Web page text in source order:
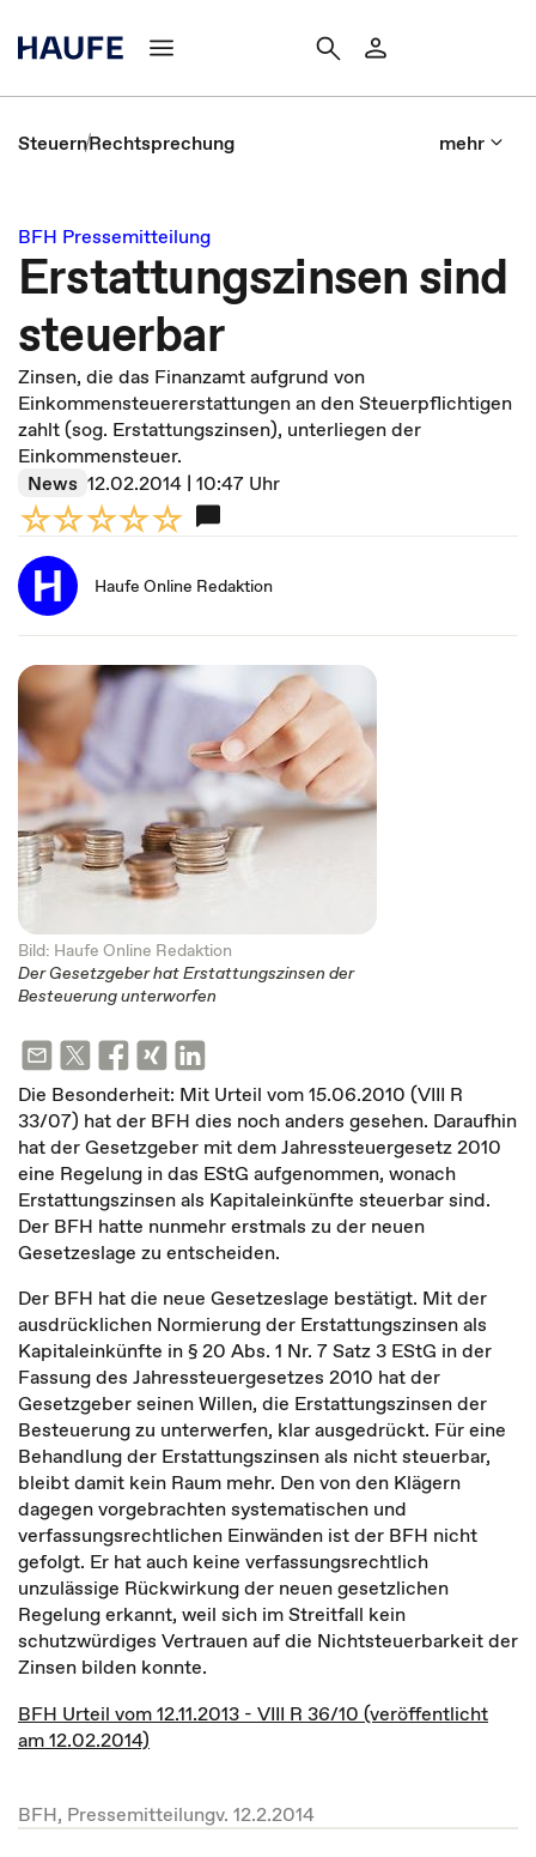
SteuernRechtsprechung mehr
BFH Pressemitteilung
Erstattungszinsen sind
steuerbar
Zinsen, die das Finanzamt aufgrund von
Einkommensteuererstattungen an den Steuerpflichtigen
zahlt (sog. Erstattungszinsen), unterliegen der
Einkommensteuer.
News 12.02.2014 | 10:47 Uhr
Haufe Online Redaktion
Bild: Haufe Online Redaktion
Der Gesetzgeber hat Erstattungszinsen der
Besteuerung unterworfen
Die Besonderheit: Mit Urteil vom 15.06.2010 (VIII R
33/07) hat der BFH dies noch anders gesehen. Daraufhin
hat der Gesetzgeber mit dem Jahressteuergesetz 2010
eine Regelung in das EStG aufgenommen, wonach
Erstattungszinsen als Kapitaleinkünfte steuerbar sind.
Der BFH hatte nunmehr erstmals zu der neuen
Gesetzeslage zu entscheiden.
Der BFH hat die neue Gesetzeslage bestätigt. Mit der
ausdrücklichen Normierung der Erstattungszinsen als
Kapitaleinkünfte in § 20 Abs. 1 Nr. 7 Satz 3 EStG in der
Fassung des Jahressteuergesetzes 2010 hat der
Gesetzgeber seinen Willen, die Erstattungszinsen der
Besteuerung zu unterwerfen, klar ausgedrückt. Für eine
Behandlung der Erstattungszinsen als nicht steuerbar,
bleibt damit kein Raum mehr. Den von den Klägern
dagegen vorgebrachten systematischen und
verfassungsrechtlichen Einwänden ist der BFH nicht
gefolgt. Er hat auch keine verfassungsrechtlich
unzulässige Rückwirkung der neuen gesetzlichen
Regelung erkannt, weil sich im Streitfall kein
schutzwürdiges Vertrauen auf die Nichtsteuerbarkeit der
Zinsen bilden konnte.
BFH Urteil vom 12.11.2013 - VIII R 36/10 (veröffentlicht
am 12.02.2014)
BFH, Pressemitteilungv. 12.2.2014